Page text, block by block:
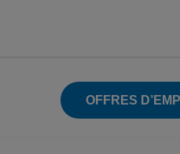
OFFRES